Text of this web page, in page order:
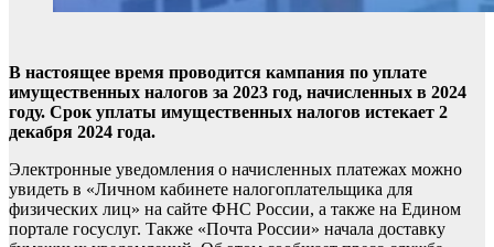
В настоящее время проводится кампания по уплате
имущественных налогов за 2023 год, начисленных в 2024
году. Срок уплаты имущественных налогов истекает 2
декабря 2024 года.
Электронные уведомления о начисленных платежах можно
увидеть в «Личном кабинете налогоплательщика для
физических лиц» на сайте ФНС России, а также на Едином
портале госуслуг. Также «Почта России» начала доставку